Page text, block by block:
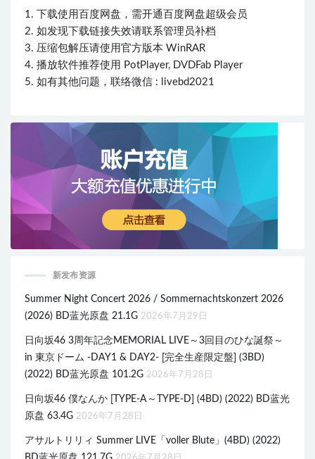
1. 下载使用百度网盘，需开通百度网盘超级会员
2. 如发现下载链接失效请联系管理员补档
3. 压缩包解压请使用官方版本 WinRAR
4. 播放软件推荐使用 PotPlayer, DVDFab Player
5. 如有其他问题，联络微信 : livebd2021
新发布资源
Summer Night Concert 2026 / Sommernachtskonzert 2026
(2026) BD蓝光原盘 21.1G 2026年7月29日
日向坂46 3周年記念MEMORIAL LIVE～3回目のひな誕祭～
in 東京ドーム -DAY1 & DAY2- [完全生産限定盤] (3BD)
(2022) BD蓝光原盘 101.2G 2026年7月28日
日向坂46 僕なんか [TYPE-A～TYPE-D] (4BD) (2022) BD蓝光
原盘 63.4G 2026年7月28日
アサルトリリィ Summer LIVE「voller Blute」(4BD) (2022)